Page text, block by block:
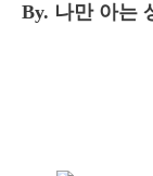
By. 나만 아는